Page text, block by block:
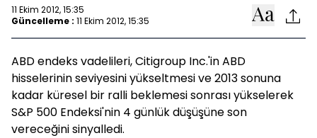
11 Ekim 2012, 15:35
Güncelleme : 11 Ekim 2012, 15:35
ABD endeks vadelileri, Citigroup Inc.'in ABD
hisselerinin seviyesini yükseltmesi ve 2013 sonuna
kadar küresel bir ralli beklemesi sonrası yükselerek
S&P 500 Endeksi'nin 4 günlük düşüşüne son
vereceğini sinyalledi.